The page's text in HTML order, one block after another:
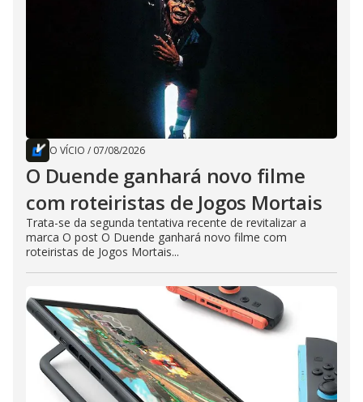
O VÍCIO / 07/08/2026
O Duende ganhará novo filme
com roteiristas de Jogos Mortais
Trata-se da segunda tentativa recente de revitalizar a
marca O post O Duende ganhará novo filme com
roteiristas de Jogos Mortais...